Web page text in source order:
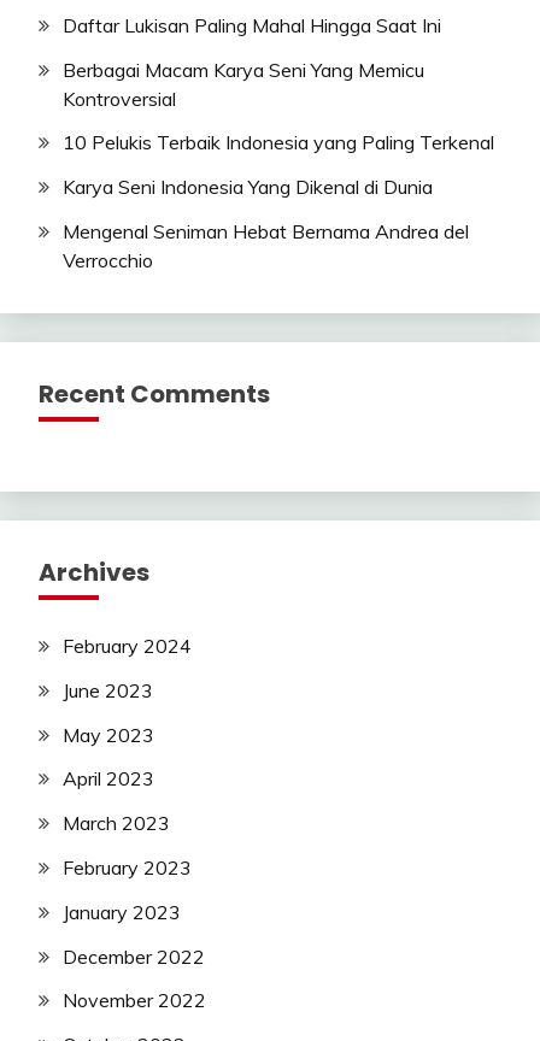
Daftar Lukisan Paling Mahal Hingga Saat Ini
Berbagai Macam Karya Seni Yang Memicu
Kontroversial
10 Pelukis Terbaik Indonesia yang Paling Terkenal
Karya Seni Indonesia Yang Dikenal di Dunia
Mengenal Seniman Hebat Bernama Andrea del
Verrocchio
Recent Comments
Archives
February 2024
June 2023
May 2023
April 2023
March 2023
February 2023
January 2023
December 2022
November 2022